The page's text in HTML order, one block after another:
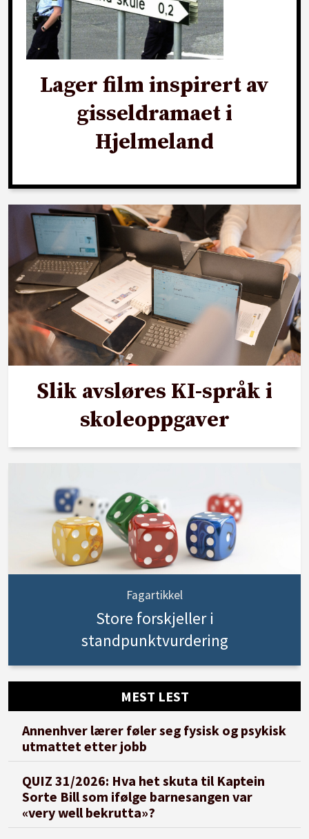
Lager film inspirert av
gisseldramaet i
Hjelmeland
Slik avsløres KI-språk i
skoleoppgaver
Fagartikkel
Store forskjeller i
standpunktvurdering
MEST LEST
Annenhver lærer føler seg fysisk og psykisk
utmattet etter jobb
QUIZ 31/2026: Hva het skuta til Kaptein
Sorte Bill som ifølge barnesangen var
«very well bekrutta»?